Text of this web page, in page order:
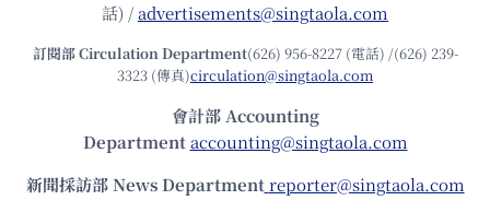
話) /advertisements@singtaola.com
訂閱部 Circulation Department(626) 956-8227 (電話) /(626) 239-
3323 (傳真)circulation@singtaola.com
會計部 Accounting
Department accounting@singtaola.com
新聞採訪部 News Department reporter@singtaola.com